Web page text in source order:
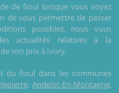
de fioul lorsque vous voyez
de vous permettre de passer
possibles, nous vous
actualités relatives à la
son prix à Ivory.
du fioul dans les communes
, Andelot-En-Montagne,